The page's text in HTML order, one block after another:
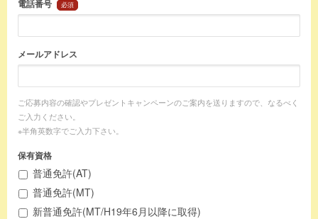
電話番号 必須
メールアドレス
ご応募内容の確認やプレゼントキャンペーンのご案内を送りますので、なるべく
ご入力ください。
※半角英数字でご入力下さい。
保有資格
普通免許(AT)
普通免許(MT)
新普通免許(MT/H19年6月以降に取得)